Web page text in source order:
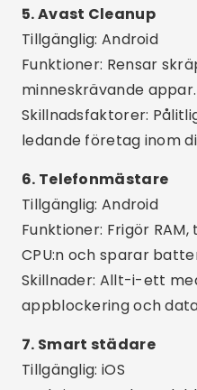
9. Clean Master Lite
Tillgänglig: Android
Funktioner: Snabb
batteribesparing.
Fördelar: Light-
mobiltelefoner eller de
10. SD-städare
Tillgänglig: Android
Funktioner: Rensar
rester från
Skillnadsfaktorer:
utmärkt för erfarna
Intressanta